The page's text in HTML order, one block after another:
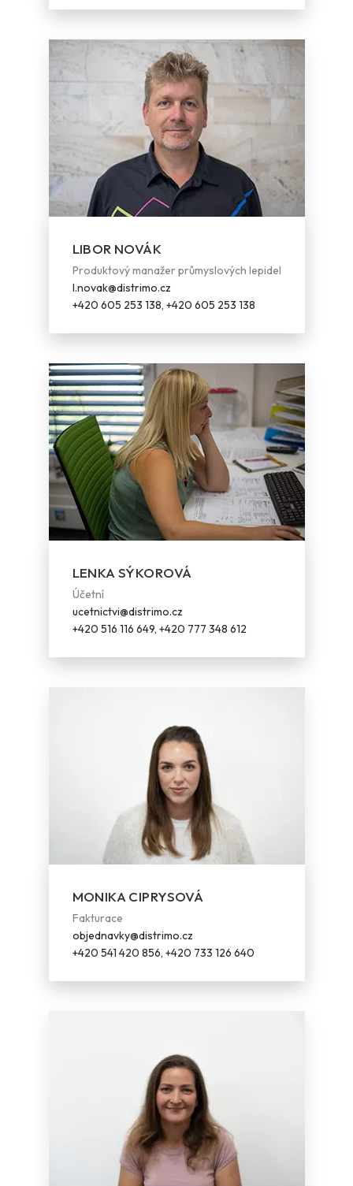
LIBOR NOVÁK
Produktový manažer průmyslových lepidel
l.novak@distrimo.cz
+420 605 253 138, +420 605 253 138
LENKA SÝKOROVÁ
Účetní
ucetnictvi@distrimo.cz
+420 516 116 649, +420 777 348 612
MONIKA CIPRYSOVÁ
Fakturace
objednavky@distrimo.cz
+420 541 420 856, +420 733 126 640